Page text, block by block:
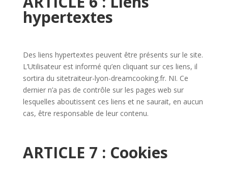
hypertextes
Des liens hypertextes peuvent être présents sur le site.
L’Utilisateur est informé qu’en cliquant sur ces liens, il
sortira du sitetraiteur-lyon-dreamcooking.fr. NI. Ce
dernier n’a pas de contrôle sur les pages web sur
lesquelles aboutissent ces liens et ne saurait, en aucun
cas, être responsable de leur contenu.
ARTICLE 7 : Cookies